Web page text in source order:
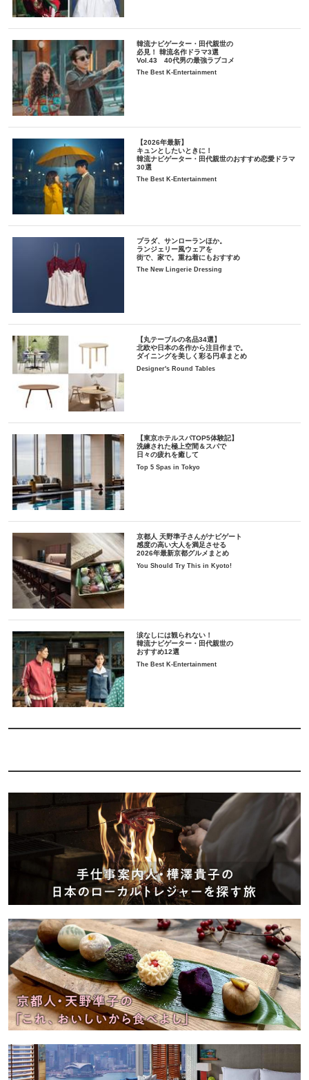
韓流ナビゲーター・田代親世の
必見！ 韓流名作ドラマ3選
Vol.43 40代男の最強ラブコメ
The Best K-Entertainment
【2026年最新】
キュンとしたいときに！
韓流ナビゲーター・田代親世のおすすめ恋愛ドラマ
30選
The Best K-Entertainment
プラダ、サンローランほか。
ランジェリー風ウェアを
街で、家で。重ね着にもおすすめ
The New Lingerie Dressing
【丸テーブルの名品34選】
北欧や日本の名作から注目作まで。
ダイニングを美しく彩る円卓まとめ
Designer's Round Tables
【東京ホテルスパTOP5体験記】
洗練された極上空間＆スパで
日々の疲れを癒して
Top 5 Spas in Tokyo
京都人 天野準子さんがナビゲート
感度の高い大人を満足させる
2026年最新京都グルメまとめ
You Should Try This in Kyoto!
涙なしには観られない！
韓流ナビゲーター・田代親世の
おすすめ12選
The Best K-Entertainment